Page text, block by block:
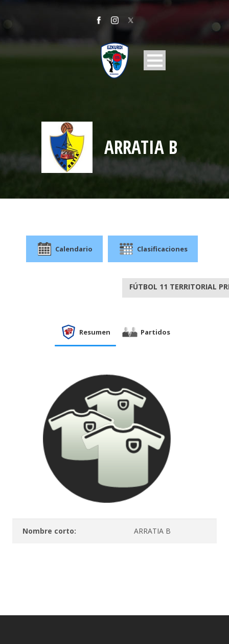
ARRATIA B
Calendario Clasificaciones
FÚTBOL 11 TERRITORIAL
Resumen Partidos
Nombre corto: ARRATIA B